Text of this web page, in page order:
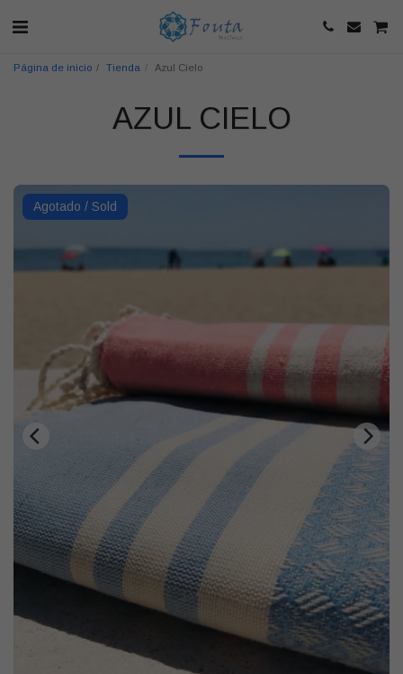
Página de inicio Tienda Azul Cielo
AZUL CIELO
Agotado / Sold